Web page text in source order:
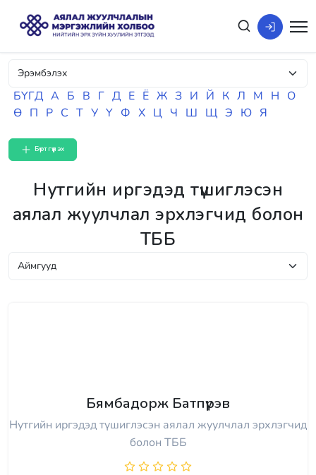
БҮГД А Б В Г Д Е Ё Ж З И Й К Л М Н О
Ө П Р С Т У Ү Ф Х Ц Ч Ш Щ Э Ю Я
Бүртгүүлэх
Нутгийн иргэдэд түшиглэсэн
аялал жуулчлал эрхлэгчид болон
ТББ
Бямбадорж Батпүрэв
Нутгийн иргэдэд түшиглэсэн аялал жуулчлал эрхлэгчид
болон ТББ